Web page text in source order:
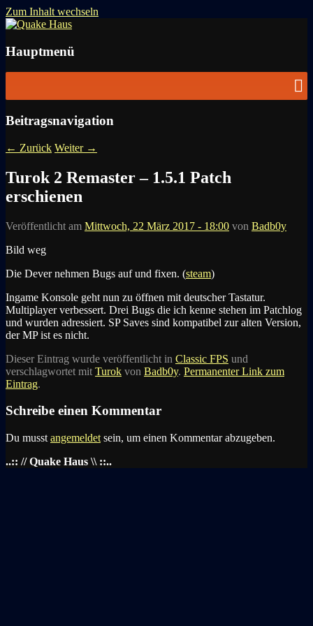
Zum Inhalt wechseln
Quake Haus
Hauptmenü
Beitragsnavigation
← Zurück Weiter →
Turok 2 Remaster – 1.5.1 Patch
erschienen
Veröffentlicht am Mittwoch, 22 März 2017 - 18:00 von Badb0y
Bild weg
Die Dever nehmen Bugs auf und fixen. (steam)
Ingame Konsole geht nun zu öffnen mit deutscher Tastatur.
Multiplayer verbessert. Drei Bugs die ich kenne stehen im Patchlog
und wurden adressiert. SP Saves sind kompatibel zur alten Version,
der MP ist es nicht.
Dieser Eintrag wurde veröffentlicht in Classic FPS und
verschlagwortet mit Turok von Badb0y. Permanenter Link zum
Eintrag.
Schreibe einen Kommentar
Du musst angemeldet sein, um einen Kommentar abzugeben.
..:: // Quake Haus \\ ::..